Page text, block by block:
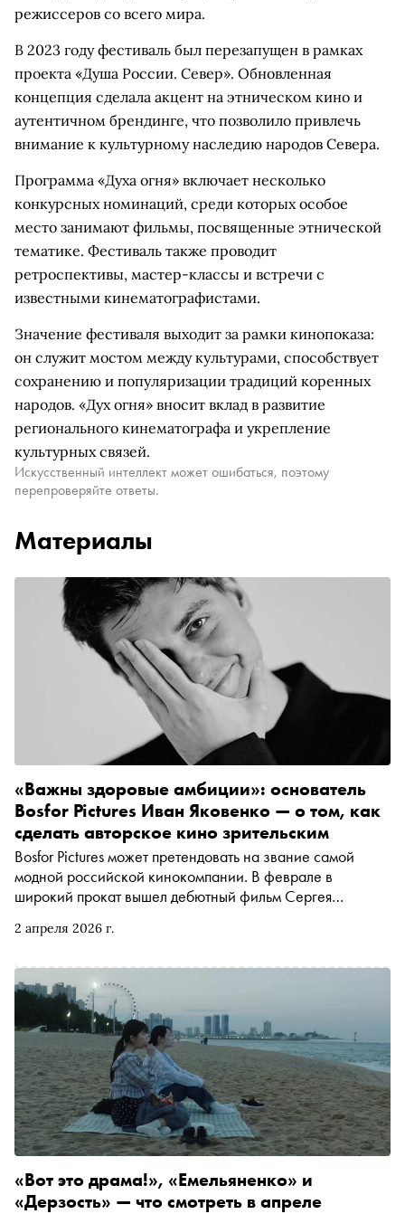
режиссеров со всего мира.
В 2023 году фестиваль был перезапущен в рамках
проекта «Душа России. Север». Обновленная
концепция сделала акцент на этническом кино и
аутентичном брендинге, что позволило привлечь
внимание к культурному наследию народов Севера.
Программа «Духа огня» включает несколько
конкурсных номинаций, среди которых особое
место занимают фильмы, посвященные этнической
тематике. Фестиваль также проводит
ретроспективы, мастер-классы и встречи с
известными кинематографистами.
Значение фестиваля выходит за рамки кинопоказа:
он служит мостом между культурами, способствует
сохранению и популяризации традиций коренных
народов. «Дух огня» вносит вклад в развитие
регионального кинематографа и укрепление
культурных связей.
Искусственный интеллект может ошибаться, поэтому
перепроверяйте ответы.
Материалы
2 апреля 2026 г.
«Важны здоровые амбиции»: основатель
Bosfor Pictures Иван Яковенко — о том, как
сделать авторское кино зрительским
Bosfor Pictures может претендовать на звание самой
модной российской кинокомпании. В феврале в
широкий прокат вышел дебютный фильм Сергея
фестивале «Маяк». А в марте на «Духе огня» главный
«Космос засыпает» Антона Мамыкина (в прокате со 2
апреля). Киножурналист Катя Загвоздкина встретилась в
Ханты-Мансийске с основателем Bosfor Pictures,
продюсером Иваном Яковенко и спросила его, как
сейчас снимать в России дебютное кино и находить
своего зрителя
«Вот это драма!», «Емельяненко» и
«Дерзость» — что смотреть в апреле